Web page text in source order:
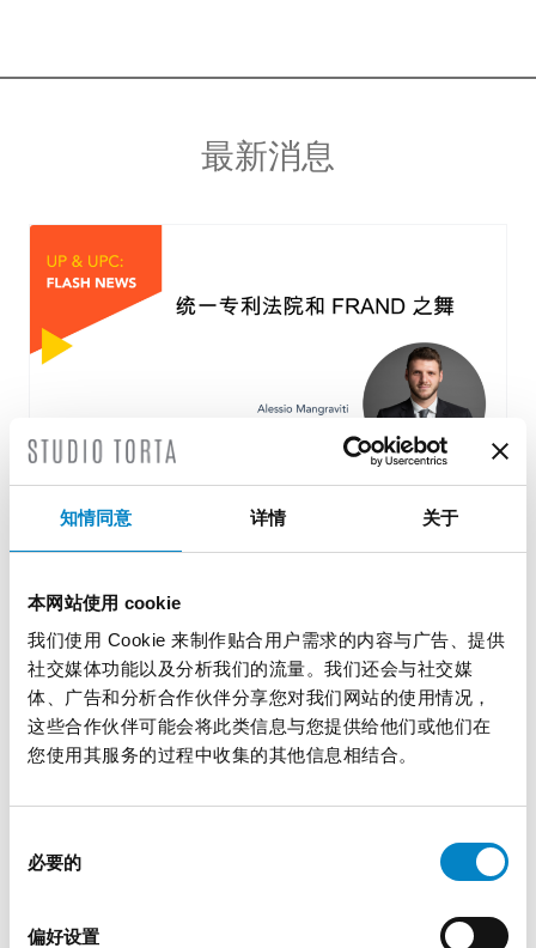
知情同意 详情 关于
本网站使用 cookie
我们使用 Cookie 来制作贴合用户需求的内容与广告、提供
社交媒体功能以及分析我们的流量。我们还会与社交媒
体、广告和分析合作伙伴分享您对我们网站的使用情况，
这些合作伙伴可能会将此类信息与您提供给他们或他们在
您使用其服务的过程中收集的其他信息相结合。
必要的
偏好设置
最新消息
统一专利法院和FRAND之舞
2 12 月 2024 | UP & UPC, 专业见解
标准必要专利在欧洲进行诉讼的新时代？ 统 […]